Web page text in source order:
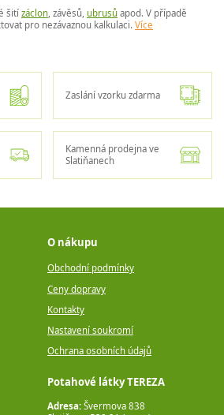
šití záclon, závěsů, ubrusů apod. V případě
pro nezávaznou kalkulaci. Více
Zaslání vzorku zdarma
Kamenná prodejna ve
Slatiňanech
Potahové látky TEREZA
Adresa: Švermova 838
O nákupu
Obchodní podmínky
Ceny dopravy
Kontakty
Nastavení soukromí
Ochrana osobních údajů